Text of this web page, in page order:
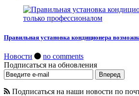
Правильная установка кондиционера
Новости
no comments
Подписаться на обновления
Подписаться на наши новости по